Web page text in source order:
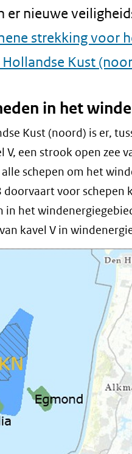
er nieuwe
strekking voor
Kust
in het
Kust (noord) is er,
een strook open zee
schepen om het
voor
het
kavel V in